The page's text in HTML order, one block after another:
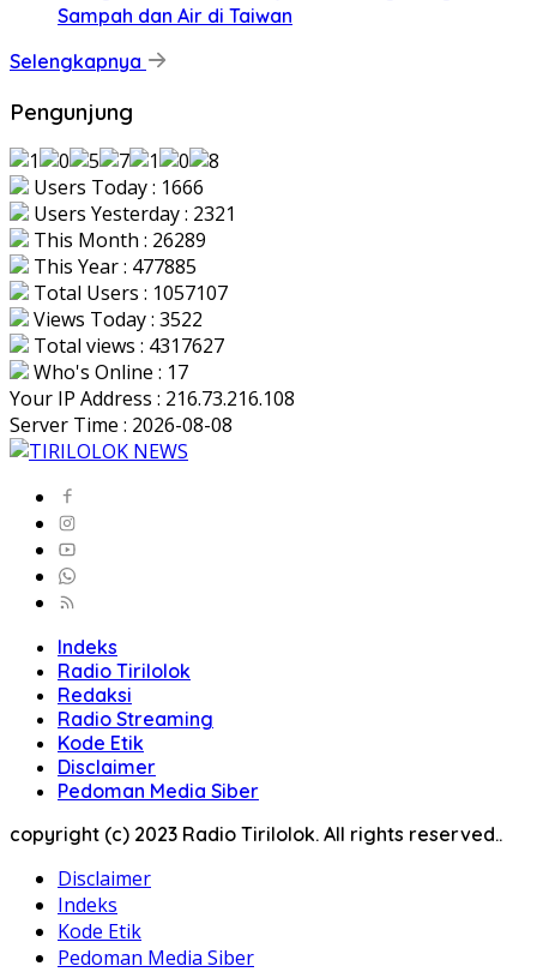
Sampah dan Air di Taiwan
Selengkapnya
Pengunjung
Users Today : 1666
Users Yesterday : 2321
This Month : 26289
This Year : 477885
Total Users : 1057107
Views Today : 3522
Total views : 4317627
Who's Online : 17
Your IP Address : 216.73.216.108
Server Time : 2026-08-08
Indeks
Radio Tirilolok
Redaksi
Radio Streaming
Kode Etik
Disclaimer
Pedoman Media Siber
copyright (c) 2023 Radio Tirilolok. All rights reserved..
Disclaimer
Indeks
Kode Etik
Pedoman Media Siber